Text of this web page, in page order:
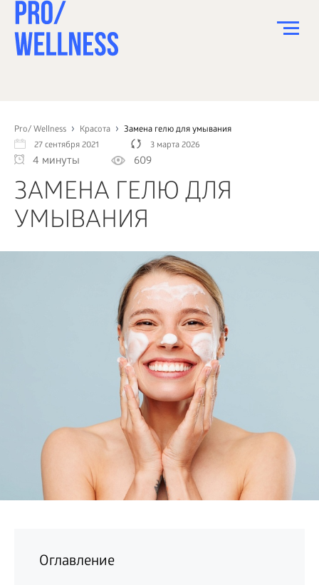
Pro/ Wellness Красота
Замена гелю для умывания
27 сентября 2021
3 марта 2026
4 минуты 609
ЗАМЕНА ГЕЛЮ ДЛЯ
УМЫВАНИЯ
Оглавление
СПОРТ
ЗДОРОВЬЕ
КРАСОТА
ПСИХОЛОГИЯ